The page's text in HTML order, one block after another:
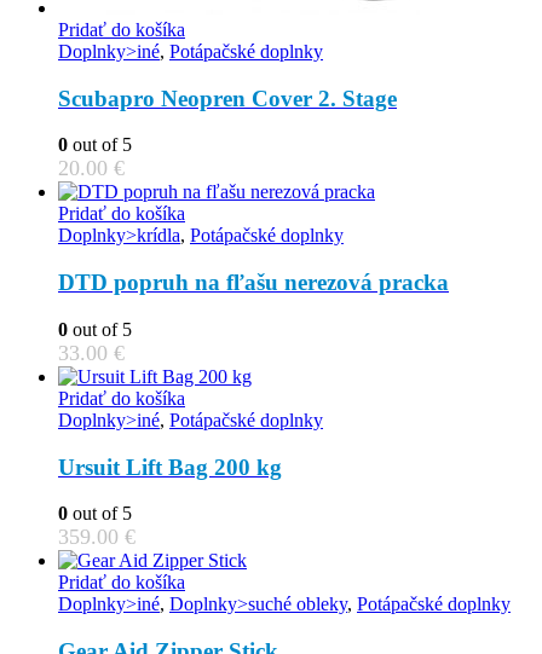
Pridať do košíka
Doplnky>iné, Potápačské doplnky
Scubapro Neopren Cover 2. Stage
0 out of 5
20.00 €
Pridať do košíka
Doplnky>krídla, Potápačské doplnky
DTD popruh na fľašu nerezová pracka
0 out of 5
33.00 €
Pridať do košíka
Doplnky>iné, Potápačské doplnky
Ursuit Lift Bag 200 kg
0 out of 5
359.00 €
Pridať do košíka
Doplnky>iné, Doplnky>suché obleky, Potápačské doplnky